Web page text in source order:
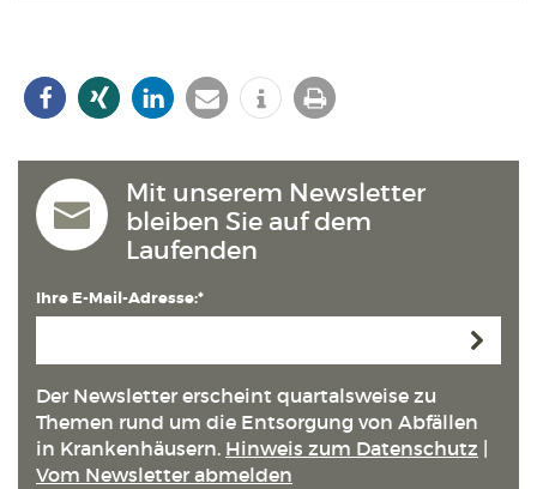
Mit unserem Newsletter
bleiben Sie auf dem
Laufenden
Ihre E-Mail-Adresse:*
Der Newsletter erscheint quartals­weise zu
Themen rund um die Entsorgung von Abfällen
in Kranken­häusern. Hinweis zum Datenschutz
Vom Newsletter abmelden